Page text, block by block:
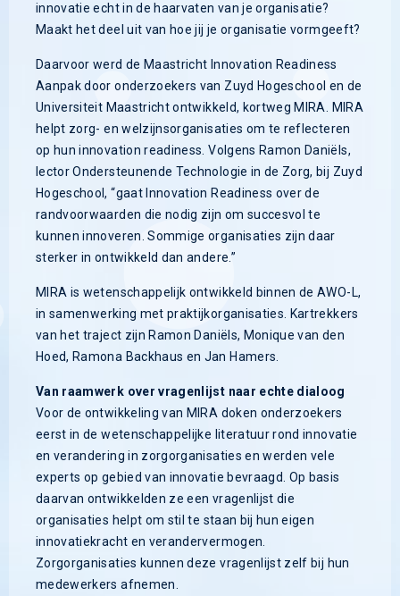
innovatie echt in de haarvaten van je organisatie?
Maakt het deel uit van hoe jij je organisatie vormgeeft?
Daarvoor werd de Maastricht Innovation Readiness
Aanpak door onderzoekers van Zuyd Hogeschool en de
Universiteit Maastricht ontwikkeld, kortweg MIRA. MIRA
helpt zorg- en welzijnsorganisaties om te reflecteren
op hun innovation readiness. Volgens Ramon Daniëls,
lector Ondersteunende Technologie in de Zorg, bij Zuyd
Hogeschool, “gaat Innovation Readiness over de
randvoorwaarden die nodig zijn om succesvol te
kunnen innoveren. Sommige organisaties zijn daar
sterker in ontwikkeld dan andere.”
MIRA is wetenschappelijk ontwikkeld binnen de AWO-L,
in samenwerking met praktijkorganisaties. Kartrekkers
van het traject zijn Ramon Daniëls, Monique van den
Hoed, Ramona Backhaus en Jan Hamers.
Van raamwerk over vragenlijst naar echte dialoog
Voor de ontwikkeling van MIRA doken onderzoekers
eerst in de wetenschappelijke literatuur rond innovatie
en verandering in zorgorganisaties en werden vele
experts op gebied van innovatie bevraagd. Op basis
daarvan ontwikkelden ze een vragenlijst die
organisaties helpt om stil te staan bij hun eigen
innovatiekracht en verandervermogen.
Zorgorganisaties kunnen deze vragenlijst zelf bij hun
medewerkers afnemen.